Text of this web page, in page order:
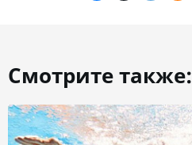
Смотрите также: